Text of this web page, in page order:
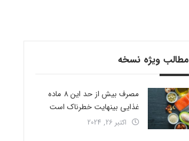
مطالب ویژه نسخه
مصرف بیش از حد این 8 ماده
غذایی بینهایت خطرناک است
اکتبر 26, 2024